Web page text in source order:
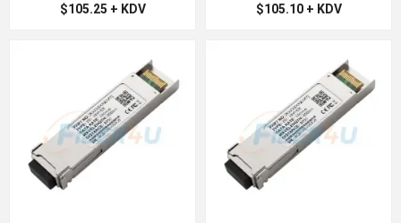
$105.25 + KDV
$105.10 + KDV